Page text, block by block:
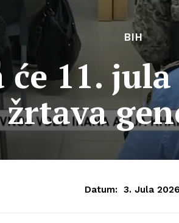
BIH
će 11.
žrtava
Datum: 3. Jula